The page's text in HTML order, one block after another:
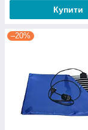
Купити
–20%